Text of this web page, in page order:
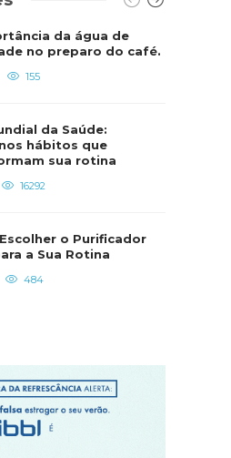
da água de
no preparo do café.
155
da Saúde:
hábitos que
sua rotina
16292
o Purificador
a Sua Rotina
484